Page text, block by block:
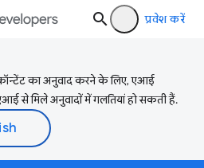
प्रवेश करें
का अनुवाद करने के लिए, एआई
से मिले अनुवादों में गलतियां हो सकती हैं.